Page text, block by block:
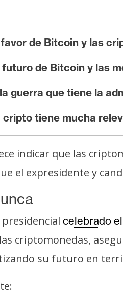
de Bitcoin y las
de Bitcoin y las
guerra que tiene la
tiene mucha
indicar que las
el expresidente y
celebrado
criptomonedas,
su futuro en